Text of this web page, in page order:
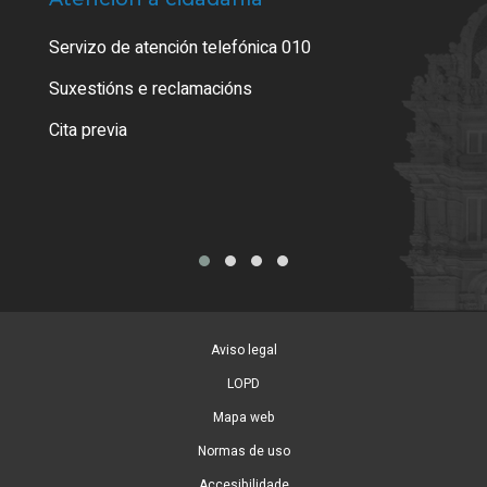
Servizo de atención telefónica 010
Suxestións e reclamacións
Cita previa
Aviso legal
LOPD
Mapa web
Normas de uso